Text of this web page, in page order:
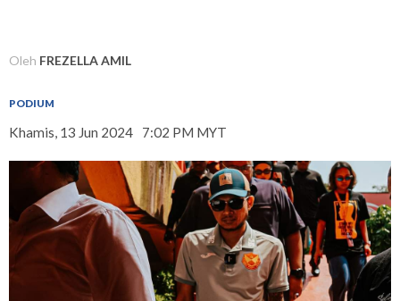
Oleh FREZELLA AMIL
PODIUM
Khamis, 13 Jun 2024 7:02 PM MYT